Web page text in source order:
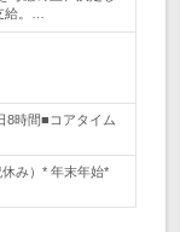
給。…
8時間■コアタイム
み）* 年末年始*